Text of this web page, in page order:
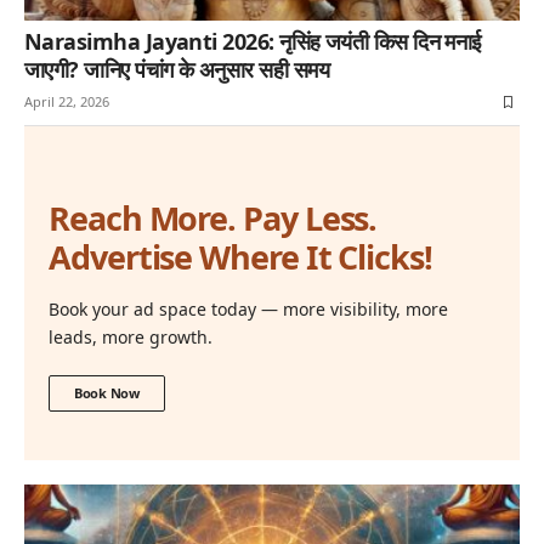
Narasimha Jayanti 2026: नृसिंह जयंती किस दिन मनाई
जाएगी? जानिए पंचांग के अनुसार सही समय
April 22, 2026
Reach More. Pay Less.
Advertise Where It Clicks!
Book your ad space today — more visibility, more
leads, more growth.
Book Now